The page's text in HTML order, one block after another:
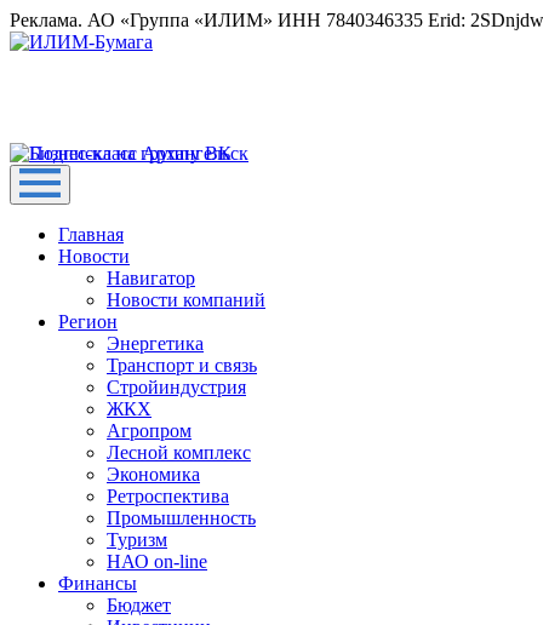
Реклама. АО «Группа «ИЛИМ» ИНН 7840346335 Erid:
Главная
Новости
Навигатор
Новости компаний
Регион
Энергетика
Транспорт и связь
Стройиндустрия
ЖКХ
Агропром
Лесной комплекс
Экономика
Ретроспектива
Промышленность
Туризм
НАО on-line
Финансы
Бюджет